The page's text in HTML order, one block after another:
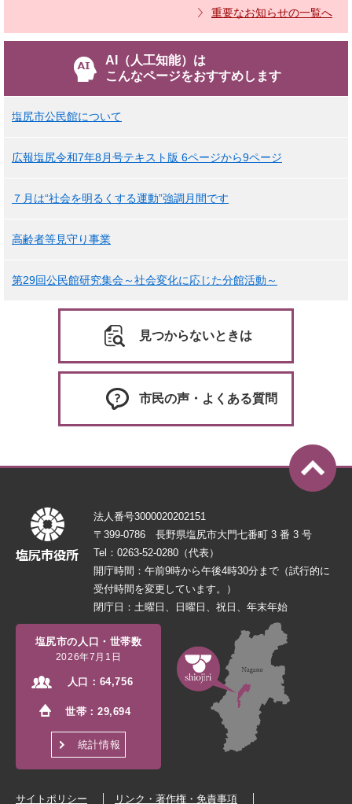
重要なお知らせの一覧へ
AI（人工知能）は
こんなページをおすすめします
塩尻市公民館について
広報塩尻令和7年8月号テキスト版 6ページから9ページ
７月は“社会を明るくする運動”強調月間です
高齢者等見守り事業
第29回公民館研究集会～社会変化に応じた分館活動～
見つからないときは
市民の声・よくある質問
法人番号3000020202151
〒399-0786 長野県塩尻市大門七番町 3 番 3 号
Tel：0263-52-0280（代表）
開庁時間：午前9時から午後4時30分まで（試行的に
受付時間を変更しています。）
閉庁日：土曜日、日曜日、祝日、年末年始
塩尻市の人口・世帯数
2026年7月1日
人口： 64,756
世帯：29,694
統計情報
サイトポリシー リンク・著作権・免責事項